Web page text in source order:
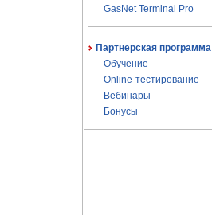
GasNet Terminal Pro
Партнерская программа
Обучение
Online-тестирование
Вебинары
Бонусы